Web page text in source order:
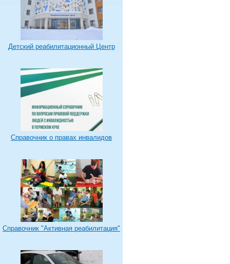
Детский реабилитационный Центр
Справочник о правах инвалидов
Справочник "Активная реабилитация"